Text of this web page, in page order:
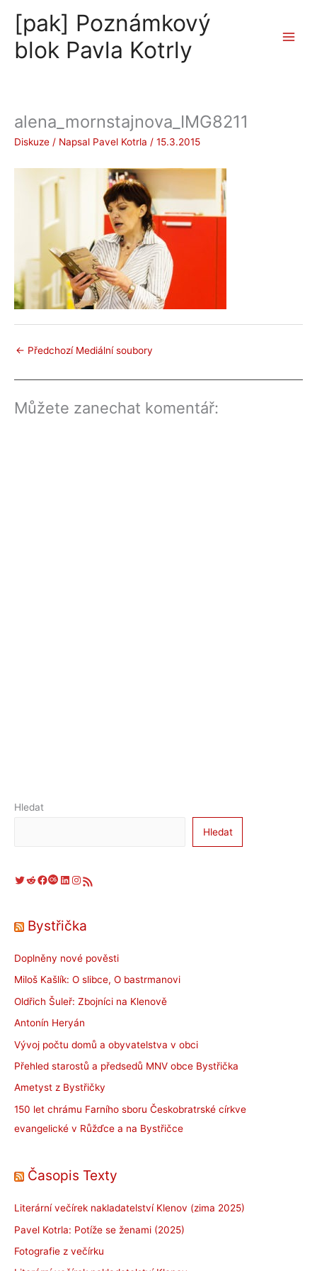
obsah
[pak] Poznámkový
blok Pavla Kotrly
alena_mornstajnova_IMG8211
Diskuze / Napsal Pavel Kotrla / 15.3.2015
← Předchozí Mediální soubory
Můžete zanechat komentář:
Hledat
Hledat
Twitter Reddit Facebook Last.fm LinkedIn Instagram RSS zdroj
Bystřička
Doplněny nové pověsti
Miloš Kašlík: O slibce, O bastrmanovi
Oldřich Šuleř: Zbojníci na Klenově
Antonín Heryán
Vývoj počtu domů a obyvatelstva v obci
Přehled starostů a předsedů MNV obce Bystřička
Ametyst z Bystřičky
150 let chrámu Farního sboru Českobratrské církve
evangelické v Růžďce a na Bystřičce
Časopis Texty
Literární večírek nakladatelství Klenov (zima 2025)
Pavel Kotrla: Potíže se ženami (2025)
Fotografie z večírku